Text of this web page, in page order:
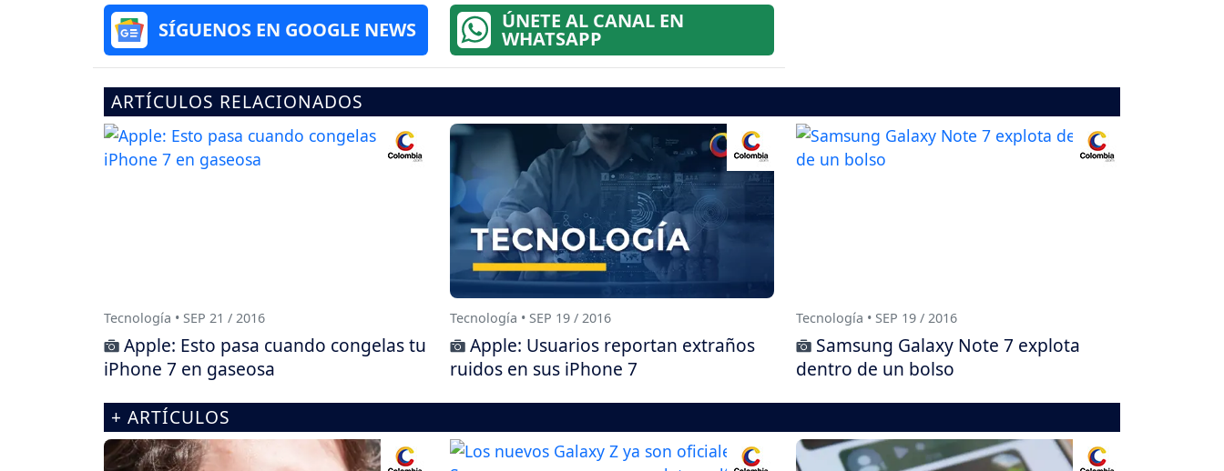
SÍGUENOS EN GOOGLE NEWS ÚNETE AL CANAL EN
WHATSAPP
ARTÍCULOS RELACIONADOS
Tecnología • SEP 21 / 2016
Apple: Esto pasa cuando congelas tu
iPhone 7 en gaseosa
Tecnología • SEP 19 / 2016
Apple: Usuarios reportan extraños
ruidos en sus iPhone 7
Tecnología • SEP 19 / 2016
Samsung Galaxy Note 7 explota
dentro de un bolso
+ ARTÍCULOS